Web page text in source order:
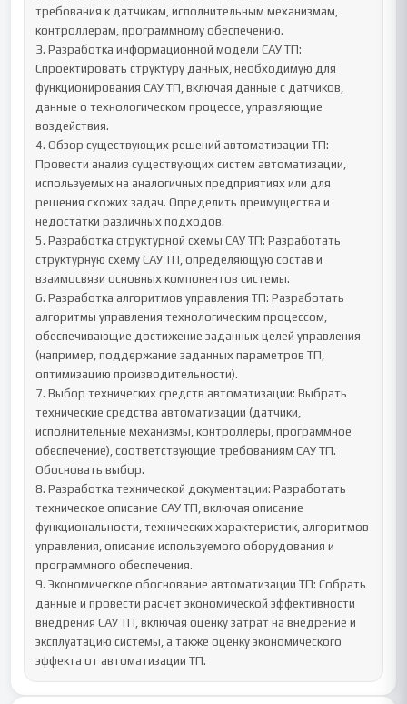
требования к датчикам, исполнительным механизмам,
контроллерам, программному обеспечению.
3. Разработка информационной модели САУ ТП:
Спроектировать структуру данных, необходимую для
функционирования САУ ТП, включая данные с датчиков,
данные о технологическом процессе, управляющие
воздействия.
4. Обзор существующих решений автоматизации ТП:
Провести анализ существующих систем автоматизации,
используемых на аналогичных предприятиях или для
решения схожих задач. Определить преимущества и
недостатки различных подходов.
5. Разработка структурной схемы САУ ТП: Разработать
структурную схему САУ ТП, определяющую состав и
взаимосвязи основных компонентов системы.
6. Разработка алгоритмов управления ТП: Разработать
алгоритмы управления технологическим процессом,
обеспечивающие достижение заданных целей управления
(например, поддержание заданных параметров ТП,
оптимизацию производительности).
7. Выбор технических средств автоматизации: Выбрать
технические средства автоматизации (датчики,
исполнительные механизмы, контроллеры, программное
обеспечение), соответствующие требованиям САУ ТП.
Обосновать выбор.
8. Разработка технической документации: Разработать
техническое описание САУ ТП, включая описание
функциональности, технических характеристик, алгоритмов
управления, описание используемого оборудования и
программного обеспечения.
9. Экономическое обоснование автоматизации ТП: Собрать
данные и провести расчет экономической эффективности
внедрения САУ ТП, включая оценку затрат на внедрение и
эксплуатацию системы, а также оценку экономического
эффекта от автоматизации ТП.